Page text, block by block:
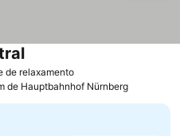
de relaxamentoVer preços
Ver preços
de Hauptbahnhof Nürnberg